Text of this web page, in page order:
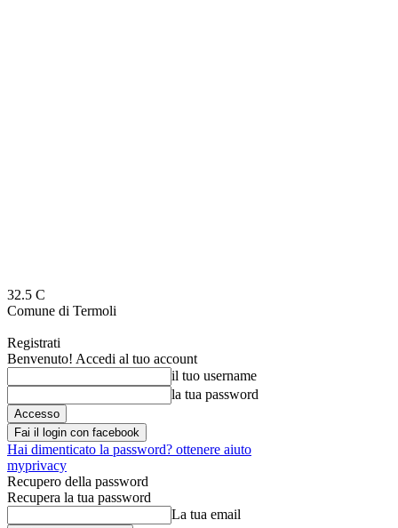
32.5 C
Comune di Termoli
Registrati
Benvenuto! Accedi al tuo account
il tuo username
la tua password
Fai il login con facebook
Hai dimenticato la password? ottenere aiuto
myprivacy
Recupero della password
Recupera la tua password
La tua email